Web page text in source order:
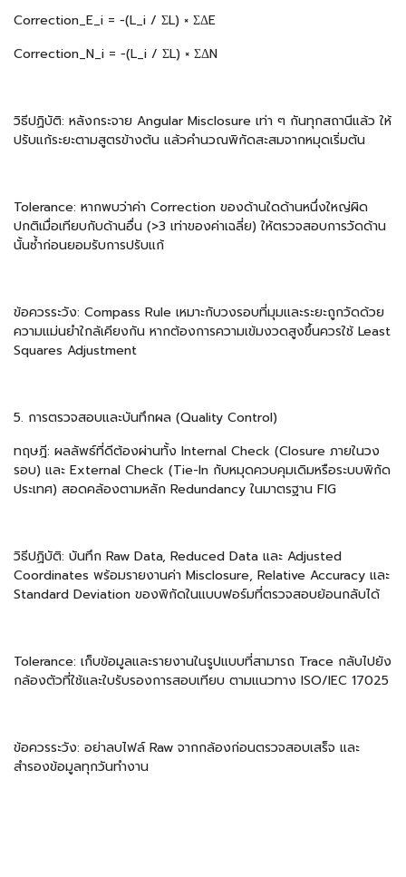
Correction_E_i = −(L_i / ΣL) × ΣΔE
Correction_N_i = −(L_i / ΣL) × ΣΔN
วิธีปฏิบัติ: หลังกระจาย Angular Misclosure เท่า ๆ กันทุกสถานีแล้ว ให้
ปรับแก้ระยะตามสูตรข้างต้น แล้วคำนวณพิกัดสะสมจากหมุดเริ่มต้น
Tolerance: หากพบว่าค่า Correction ของด้านใดด้านหนึ่งใหญ่ผิด
ปกติเมื่อเทียบกับด้านอื่น (>3 เท่าของค่าเฉลี่ย) ให้ตรวจสอบการวัดด้าน
นั้นซ้ำก่อนยอมรับการปรับแก้
ข้อควรระวัง: Compass Rule เหมาะกับวงรอบที่มุมและระยะถูกวัดด้วย
ความแม่นยำใกล้เคียงกัน หากต้องการความเข้มงวดสูงขึ้นควรใช้ Least
Squares Adjustment
5. การตรวจสอบและบันทึกผล (Quality Control)
ทฤษฎี: ผลลัพธ์ที่ดีต้องผ่านทั้ง Internal Check (Closure ภายในวง
รอบ) และ External Check (Tie-In กับหมุดควบคุมเดิมหรือระบบพิกัด
ประเทศ) สอดคล้องตามหลัก Redundancy ในมาตรฐาน FIG
วิธีปฏิบัติ: บันทึก Raw Data, Reduced Data และ Adjusted
Coordinates พร้อมรายงานค่า Misclosure, Relative Accuracy และ
Standard Deviation ของพิกัดในแบบฟอร์มที่ตรวจสอบย้อนกลับได้
Tolerance: เก็บข้อมูลและรายงานในรูปแบบที่สามารถ Trace กลับไปยัง
กล้องตัวที่ใช้และใบรับรองการสอบเทียบ ตามแนวทาง ISO/IEC 17025
ข้อควรระวัง: อย่าลบไฟล์ Raw จากกล้องก่อนตรวจสอบเสร็จ และ
สำรองข้อมูลทุกวันทำงาน